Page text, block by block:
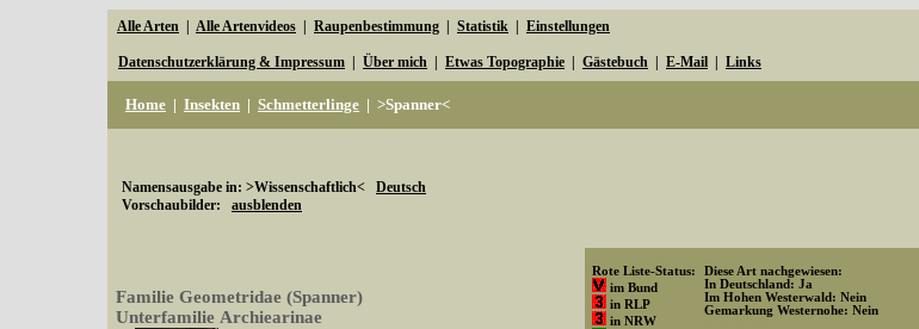
Alle Arten Alle Artenvideos Raupenbestimmung Statistik Einstellungen
Datenschutzerklärung & Impressum Über mich Etwas Topographie Gästebuch E-Mail Links
Home | Insekten | Schmetterlinge | >Spanner<
Namensausgabe in: >Wissenschaftlich< Deutsch
Vorschaubilder: ausblenden
Familie Geometridae (Spanner)
Unterfamilie Archiearinae
Rote Liste-Status:
im Bund
in RLP
in NRW
Diese Art nachgewiesen:
In Deutschland: Ja
Im Hohen Westerwald: Nein
Gemarkung Westernohe: Nein